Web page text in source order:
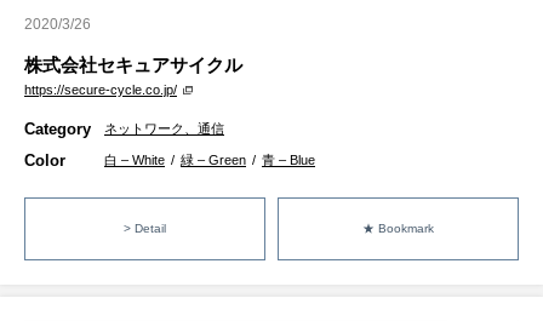
2020/3/26
株式会社セキュアサイクル
https://secure-cycle.co.jp/
Category ネットワーク、通信
Color 白 – White / 緑 – Green / 青 – Blue
> Detail ★ Bookmark